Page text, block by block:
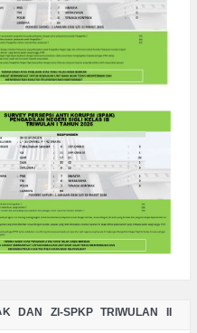
DAN ZI-SPKP TRIWULAN II